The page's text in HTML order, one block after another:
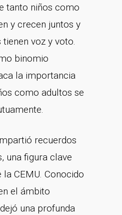
tanto niños como
y crecen juntos y
voz y voto.
binomio
la importancia
como adultos se
recuerdos
una figura clave
CEMU. Conocido
el ámbito
una profunda